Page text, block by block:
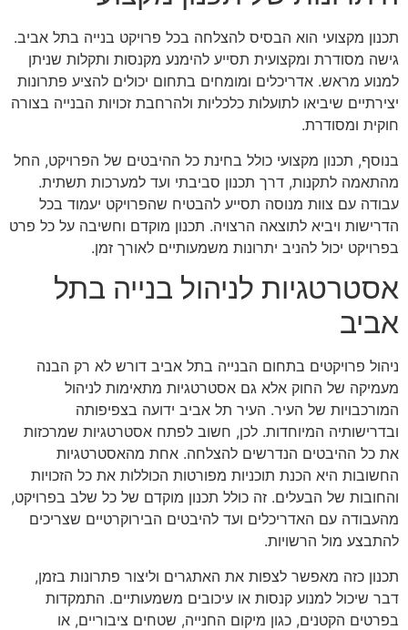
תכנון מקצועי הוא הבסיס להצלחה בכל פרויקט בנייה בתל אביב.
גישה מסודרת ומקצועית תסייע להימנע מקנסות ותקלות שניתן
למנוע מראש. אדריכלים ומומחים בתחום יכולים להציע פתרונות
יצירתיים שיביאו לתועלות כלכליות ולהרחבת זכויות הבנייה בצורה
חוקית ומסודרת.
בנוסף, תכנון מקצועי כולל בחינת כל ההיבטים של הפרויקט, החל
מהתאמה לתקנות, דרך תכנון סביבתי ועד למערכות תשתית.
עבודה עם צוות מנוסה תסייע להבטיח שהפרויקט יעמוד בכל
הדרישות ויביא לתוצאה הרצויה. תכנון מוקדם וחשיבה על כל פרט
בפרויקט יכול להניב יתרונות משמעותיים לאורך זמן.
אסטרטגיות לניהול בנייה בתל
אביב
ניהול פרויקטים בתחום הבנייה בתל אביב דורש לא רק הבנה
מעמיקה של החוק אלא גם אסטרטגיות מתאימות לניהול
המורכבויות של העיר. העיר תל אביב ידועה בצפיפותה
ובדרישותיה המיוחדות. לכן, חשוב לפתח אסטרטגיות שמרכזות
את כל ההיבטים הנדרשים להצלחה. אחת מהאסטרטגיות
החשובות היא הכנת תוכניות מפורטות הכוללות את כל הזכויות
והחובות של הבעלים. זה כולל תכנון מוקדם של כל שלב בפרויקט,
מהעבודה עם האדריכלים ועד להיבטים הבירוקרטיים שצריכים
להתבצע מול הרשויות.
תכנון כזה מאפשר לצפות את האתגרים וליצור פתרונות בזמן,
דבר שיכול למנוע קנסות או עיכובים משמעותיים. התמקדות
בפרטים הקטנים, כגון מיקום החנייה, שטחים ציבוריים, או